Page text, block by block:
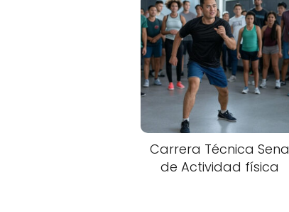
Carrera Técnica Sena
de Actividad física